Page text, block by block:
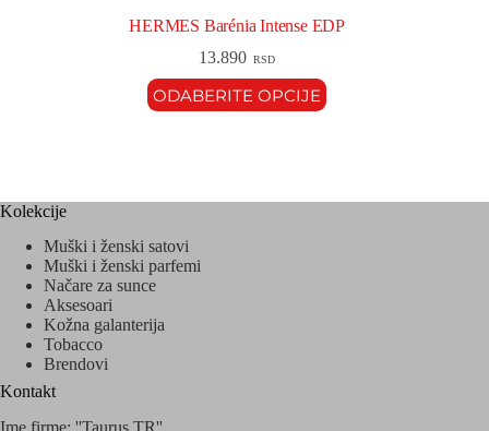
HERMES Barénia Intense EDP
13.890 RSD
ODABERITE OPCIJE
Kolekcije
Muški i ženski satovi
Muški i ženski parfemi
Načare za sunce
Aksesoari
Kožna galanterija
Tobacco
Brendovi
Kontakt